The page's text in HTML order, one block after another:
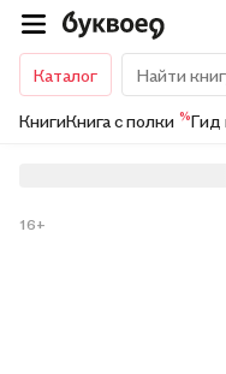
Каталог
КнигиКнига с полки %Гид
16+